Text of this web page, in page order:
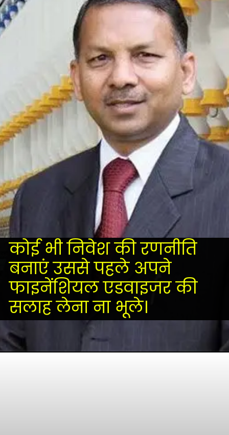
कोई भी निवेश की रणनीति
बनाएं उससे पहले अपने
फाइनेंशियल एडवाइजर की
सलाह लेना ना भूले।